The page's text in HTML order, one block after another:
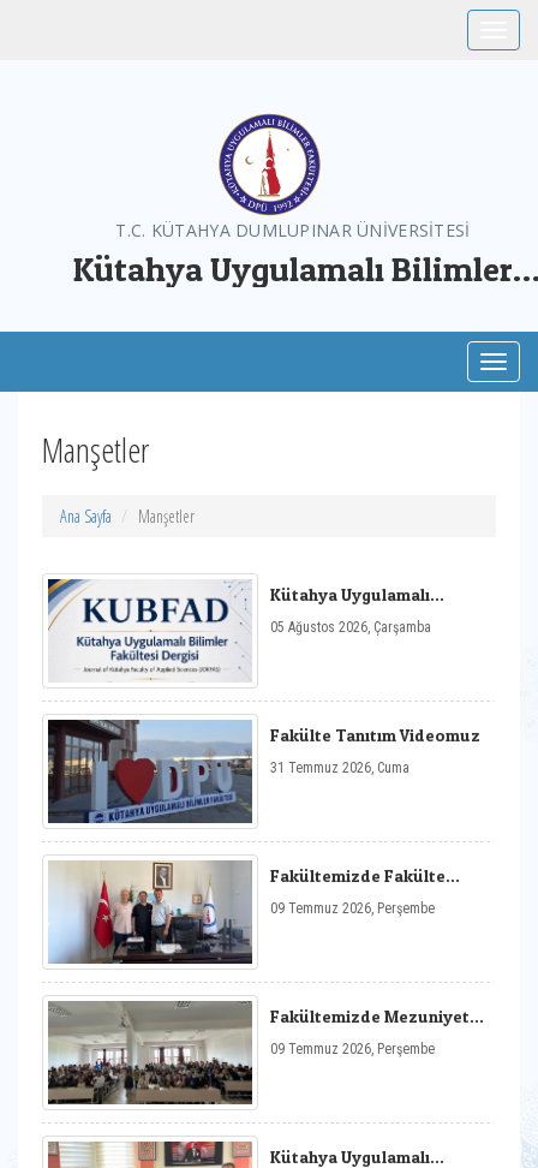
T.C. KÜTAHYA DUMLUPINAR ÜNİVERSİTESİ
Kütahya Uygulamalı Bilimler
Manşetler
Ana Sayfa Manşetler
Kütahya Uygulamalı
05 Ağustos 2026, Çarşamba
Fakülte Tanıtım Videomuz
31 Temmuz 2026, Cuma
Fakültemizde Fakülte
09 Temmuz 2026, Perşembe
Fakültemizde Mezuniyet
09 Temmuz 2026, Perşembe
Kütahya Uygulamalı